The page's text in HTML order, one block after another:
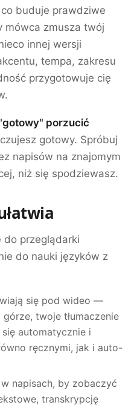
buduje prawdziwe
mówca zmusza twój
innej wersji
tempa, zakresu
przygotowuje cię
porzucić
gotowy. Spróbuj
napisów na znajomym
niż się spodziewasz.
do przeglądarki
do nauki języków z
się pod wideo —
twoje tłumaczenie
automatycznie i
ręcznymi, jak i auto-
w napisach, by zobaczyć
transkrypcję